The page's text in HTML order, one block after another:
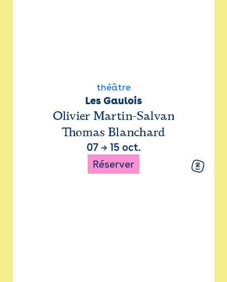
théâtre
Les Gaulois
Olivier Martin-Salvan
Thomas Blanchard
07→ 15 oct.
Réserver